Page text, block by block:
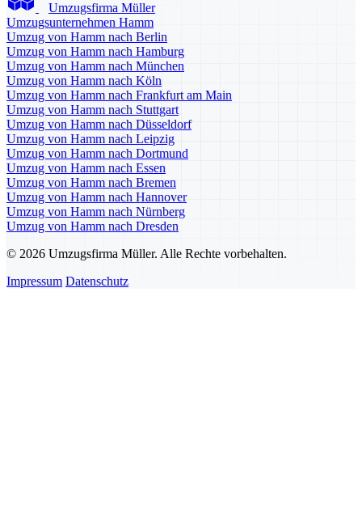
Umzugsfirma Müller
Umzugsunternehmen Hamm
Umzug von Hamm nach Berlin
Umzug von Hamm nach Hamburg
Umzug von Hamm nach München
Umzug von Hamm nach Köln
Umzug von Hamm nach Frankfurt am Main
Umzug von Hamm nach Stuttgart
Umzug von Hamm nach Düsseldorf
Umzug von Hamm nach Leipzig
Umzug von Hamm nach Dortmund
Umzug von Hamm nach Essen
Umzug von Hamm nach Bremen
Umzug von Hamm nach Hannover
Umzug von Hamm nach Nürnberg
Umzug von Hamm nach Dresden
© 2026 Umzugsfirma Müller. Alle Rechte vorbehalten.
Impressum Datenschutz